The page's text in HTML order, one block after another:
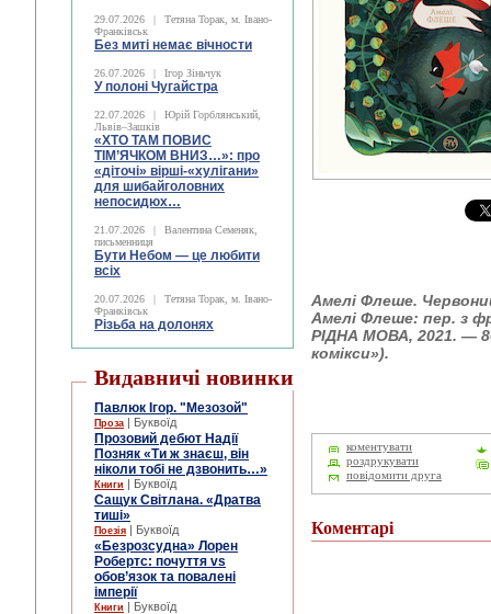
29.07.2026 |
Тетяна Торак, м. Івано-
Франківськ
Без миті немає вічности
26.07.2026 | Ігор Зіньчук
У полоні Чугайстра
22.07.2026 |
Юрій Горблянський,
Львів–Зашків
«ХТО ТАМ ПОВИС
ТІМ’ЯЧКОМ ВНИЗ…»: про
«діточі» вірші-«хулігани»
для шибайголовних
непосидюх…
21.07.2026 |
Валентина Семеняк,
письменниця
Бути Небом ― це любити
всіх
20.07.2026 |
Тетяна Торак, м. Івано-
Франківськ
Різьба на долонях
Видавничі новинки
Павлюк Ігор. "Мезозой"
Проза | Буквоїд
Прозовий дебют Надії
Позняк «Ти ж знаєш, він
ніколи тобі не дзвонить…»
Книги | Буквоїд
Сащук Світлана. «Дратва
тиші»
Поезія | Буквоїд
«Безрозсудна» Лорен
Робертс: почуття vs
обов’язок та повалені
імперії
Книги | Буквоїд
Амелі Флеше.
Амелі Флеше: пер. з
РІДНА МОВА, 2021. —
комікси»).
коментувати
роздрукувати
повідомити друга
Коментарі